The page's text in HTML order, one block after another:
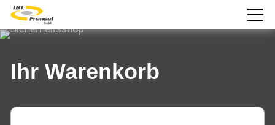
Willkommen in unserem Sicherheitsshop
Ihr Warenkorb